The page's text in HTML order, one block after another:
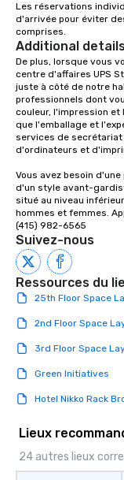
Les réservations
d'arrivée pour éviter
comprises.
Additional
De plus, lorsque vous
centre d'affaires UPS
juste à côté de notre
professionnels dont
couleur, l'impression et
que l'emballage et
services de
d'ordinateurs et
Vous avez besoin
d'un style avant-
situé au niveau
hommes et femmes.
(415) 982-6565
Suivez-nous
Ressources du
25th Floor Space
2nd Floor Space
3rd Floor Space
Green Initiatives
Hotel Nikko Rack
Lieux
24 autres lieux